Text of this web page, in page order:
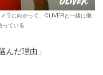
ラに向かって、OLIVERと一緒に働
っている
んだ理由」